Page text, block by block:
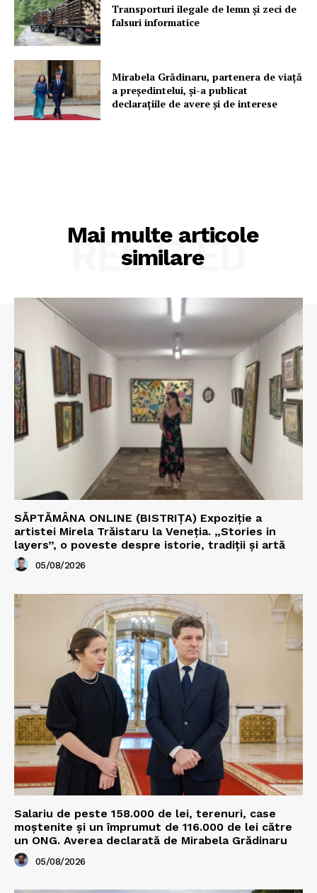
Transporturi ilegale de lemn și zeci de
falsuri informatice
Mirabela Grădinaru, partenera de viață
a președintelui, și-a publicat
declarațiile de avere și de interese
Mai multe articole
similare
RELATED
SĂPTĂMÂNA ONLINE (BISTRIȚA) Expoziție a
artistei Mirela Trăistaru la Veneția. „Stories in
layers”, o poveste despre istorie, tradiții și artă
05/08/2026
Salariu de peste 158.000 de lei, terenuri, case
moștenite și un împrumut de 116.000 de lei către
un ONG. Averea declarată de Mirabela Grădinaru
05/08/2026